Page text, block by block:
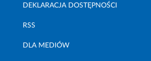
DEKLARACJA DOSTĘPNOŚCI
RSS
DLA MEDIÓW